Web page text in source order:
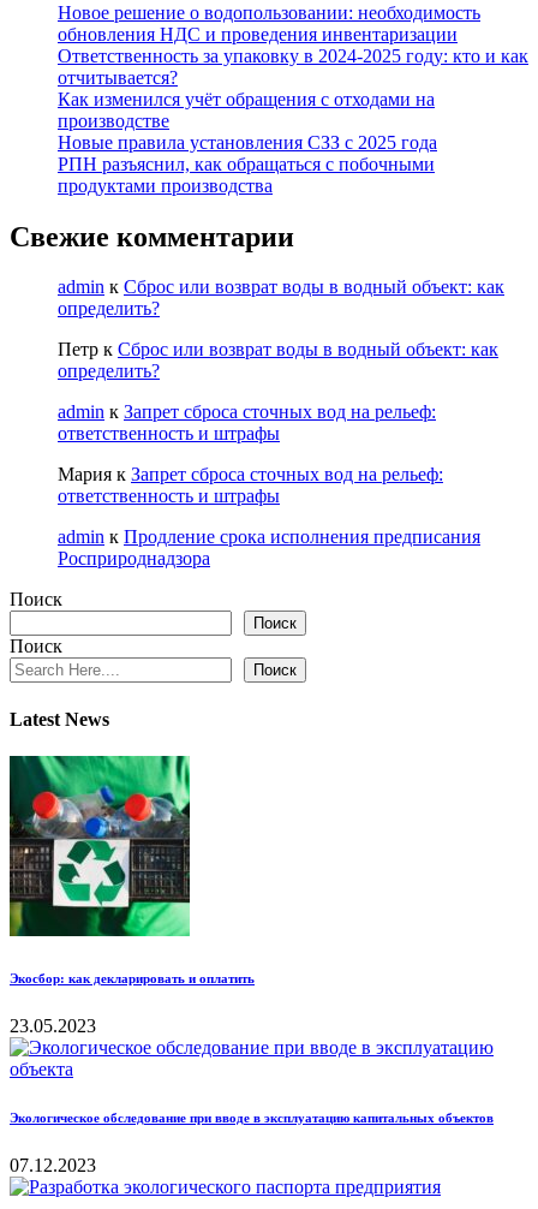
Новое решение о водопользовании: необходимость
обновления НДС и проведения инвентаризации
Ответственность за упаковку в 2024-2025 году: кто и как
отчитывается?
Как изменился учёт обращения с отходами на
производстве
Новые правила установления СЗЗ с 2025 года
РПН разъяснил, как обращаться с побочными
продуктами производства
Свежие комментарии
admin к Сброс или возврат воды в водный объект: как
определить?
Петр к Сброс или возврат воды в водный объект: как
определить?
admin к Запрет сброса сточных вод на рельеф:
ответственность и штрафы
Мария к Запрет сброса сточных вод на рельеф:
ответственность и штрафы
admin к Продление срока исполнения предписания
Росприроднадзора
Поиск
Поиск
Поиск
Поиск
Latest News
Экосбор: как декларировать и оплатить
23.05.2023
Экологическое обследование при вводе в эксплуатацию капитальных объектов
07.12.2023